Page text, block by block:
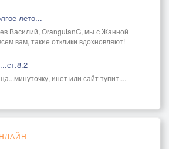
лето...
Василий, OrangutanG, мы с Жанной
вам, такие отклики вдохновляют!
инет или сайт тупит....